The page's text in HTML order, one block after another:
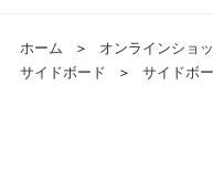
ホーム ＞ オンラインショ
サイドボード
＞ サイドボ